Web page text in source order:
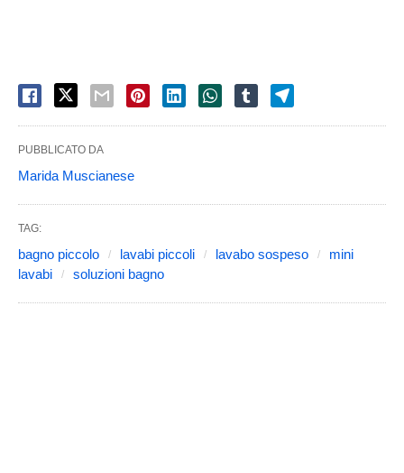
PUBBLICATO DA
Marida Muscianese
TAG:
bagno piccolo lavabi piccoli lavabo sospeso
mini
lavabi
soluzioni bagno